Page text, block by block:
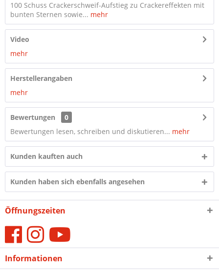
100 Schuss Crackerschweif-Aufstieg zu Crackereffekten mit
bunten Sternen sowie... mehr
Video
mehr
Herstellerangaben
mehr
Bewertungen
0
Bewertungen lesen, schreiben und diskutieren... mehr
Kunden kauften auch
Kunden haben sich ebenfalls angesehen
Öffnungszeiten
Informationen